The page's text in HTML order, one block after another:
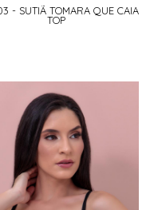
- SUTIÃ TOMARA QUE CAIA
TOP